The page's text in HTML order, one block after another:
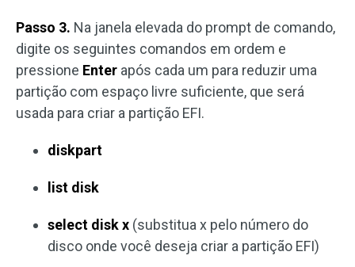
Passo 3. Na janela elevada do prompt de comando,
digite os seguintes comandos em ordem e
pressione Enter após cada um para reduzir uma
partição com espaço livre suficiente, que será
usada para criar a partição EFI.
diskpart
list disk
select disk x (substitua x pelo número do
disco onde você deseja criar a partição EFI)